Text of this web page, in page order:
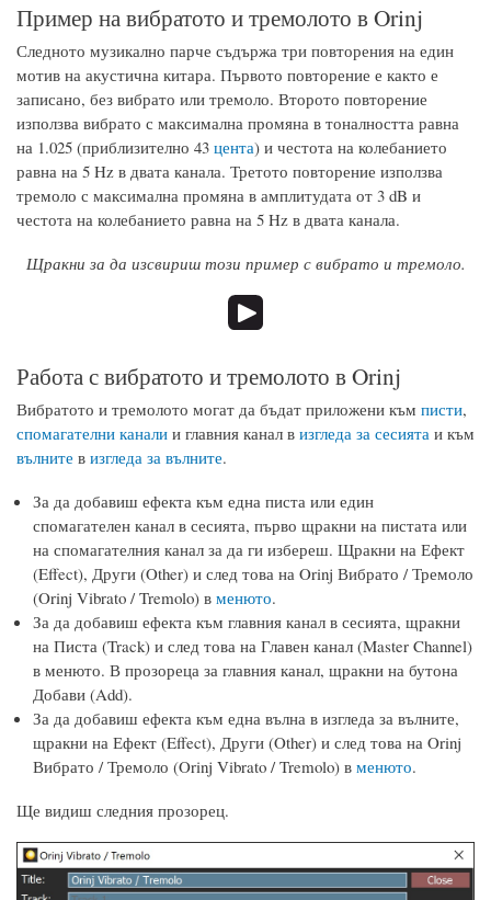
Пример на вибратото и тремолото в Orinj
Следното музикално парче съдържа три повторения на един
мотив на акустична китара. Първото повторение е както е
записано, без вибрато или тремоло. Второто повторение
използва вибрато с максимална промяна в тоналността равна
на 1.025 (приблизително 43 цента) и честота на колебанието
равна на 5 Hz в двата канала. Третото повторение използва
тремоло с максимална промяна в амплитудата от 3 dB и
честота на колебанието равна на 5 Hz в двата канала.
Щракни за да изсвириш този пример с вибрато и тремоло.
Работа с вибратото и тремолото в Orinj
Вибратото и тремолото могат да бъдат приложени към писти,
спомагателни канали и главния канал в изгледа за сесията и към
вълните в изгледа за вълните.
За да добавиш ефекта към една писта или един
спомагателен канал в сесията, първо щракни на пистата или
на спомагателния канал за да ги избереш. Щракни на Ефект
(Effect), Други (Other) и след това на Orinj Вибрато / Тремоло
(Orinj Vibrato / Tremolo) в менюто.
За да добавиш ефекта към главния канал в сесията, щракни
на Писта (Track) и след това на Главен канал (Master Channel)
в менюто. В прозореца за главния канал, щракни на бутона
Добави (Add).
За да добавиш ефекта към една вълна в изгледа за вълните,
щракни на Ефект (Effect), Други (Other) и след това на Orinj
Вибрато / Тремоло (Orinj Vibrato / Tremolo) в менюто.
Ще видиш следния прозорец.